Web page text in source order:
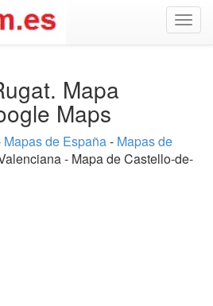
Mapa
Maps
Mapas de España- Mapas de
- Mapa de Castello-de-